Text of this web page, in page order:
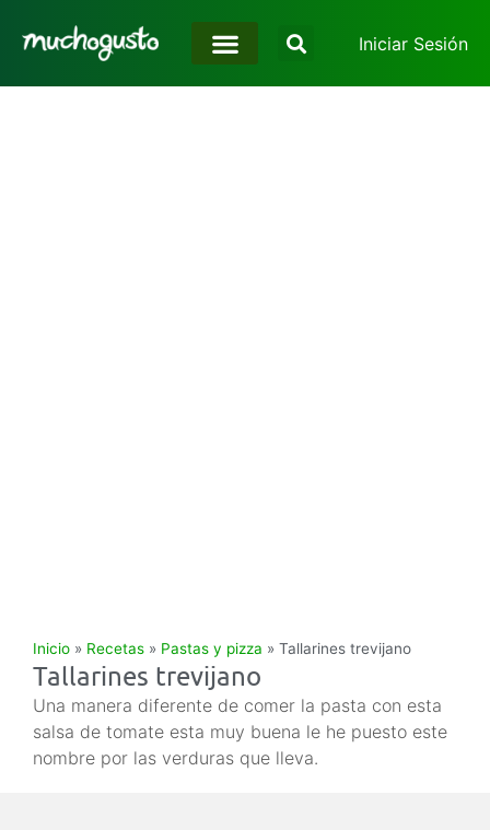
Iniciar Sesión
Inicio » Recetas » Pastas y pizza » Tallarines trevijano
Tallarines trevijano
Una manera diferente de comer la pasta con esta
salsa de tomate esta muy buena le he puesto este
nombre por las verduras que lleva.